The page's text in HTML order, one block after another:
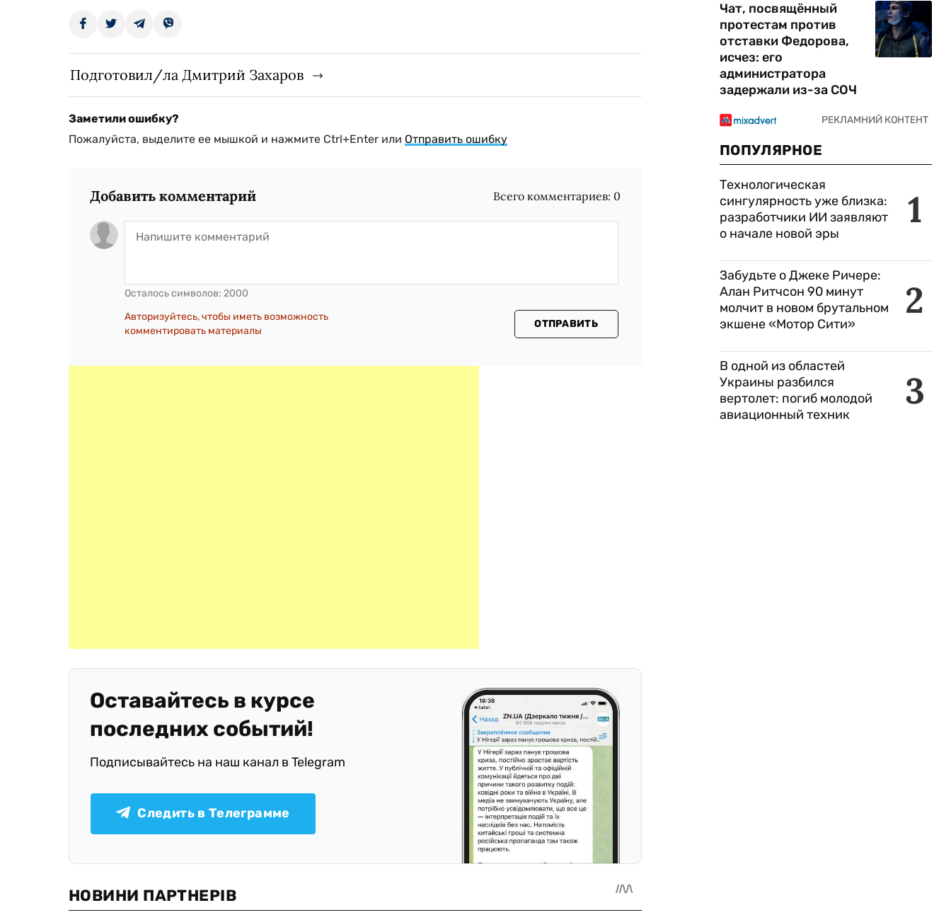
Подготовил/ла Дмитрий Захаров
Заметили ошибку?
Пожалуйста, выделите ее мышкой и нажмите Ctrl+Enter или Отправить ошибку
Добавить комментарий Всего комментариев: 0
Осталось символов: 2000
Авторизуйтесь, чтобы иметь возможность
комментировать материалы
ОТПРАВИТЬ
Оставайтесь в курсе
последних событий!
Подписывайтесь на наш канал в Telegram
Следить в Телеграмме
Чат, посвящённый
протестам против
отставки Федорова,
исчез: его
администратора
задержали из-за СОЧ
ПОПУЛЯРНОЕ
1
Технологическая
сингулярность уже близка:
разработчики ИИ заявляют
о начале новой эры
2
Забудьте о Джеке Ричере:
Алан Ритчсон 90 минут
молчит в новом брутальном
экшене «Мотор Сити»
3
В одной из областей
Украины разбился
вертолет: погиб молодой
авиационный техник